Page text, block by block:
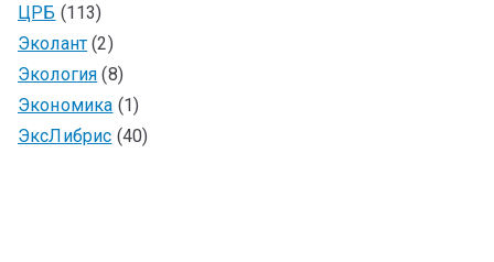
ЦРБ (113)
Эколант (2)
Экология (8)
Экономика (1)
ЭксЛибрис (40)